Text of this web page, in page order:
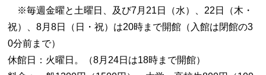
※毎週金曜と土曜日、及び7月21日（水）、22日（木・
祝）、8月8日（日・祝）は20時まで開館（入館は閉館の3
0分前まで）
休館日：火曜日。（8月24日は18時まで開館）